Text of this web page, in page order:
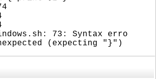
73: Syntax erro
(expecting "}")